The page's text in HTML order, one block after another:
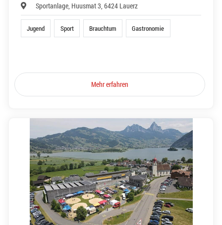
Sportanlage, Huusmat 3, 6424 Lauerz
Jugend Sport Brauchtum Gastronomie
Mehr erfahren